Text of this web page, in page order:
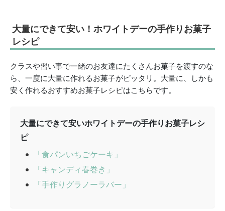
大量にできて安い！ホワイトデーの手作りお菓子
レシピ
クラスや習い事で一緒のお友達にたくさんお菓子を渡すのな
ら、一度に大量に作れるお菓子がピッタリ。大量に、しかも
安く作れるおすすめお菓子レシピはこちらです。
大量にできて安いホワイトデーの手作りお菓子レシ
ピ
「食パンいちごケーキ」
「キャンディ春巻き」
「手作りグラノーラバー」